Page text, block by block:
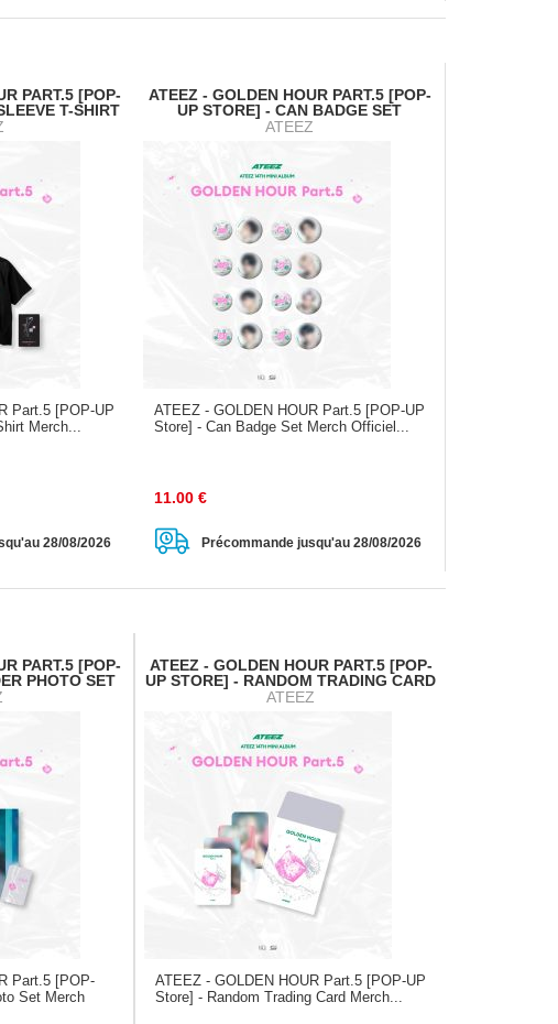
PART.5 [POP-
T-SHIRT
Part.5 [POP-UP
Merch...
28/08/2026
ATEEZ - GOLDEN HOUR PART.5 [POP-
UP STORE] - CAN BADGE SET
ATEEZ
ATEEZ - GOLDEN HOUR Part.5 [POP-UP
Store] - Can Badge Set Merch Officiel...
11.00 €
Précommande jusqu'au 28/08/2026
PART.5 [POP-
PHOTO SET
Part.5 [POP-
Set Merch
ATEEZ - GOLDEN HOUR PART.5 [POP-
UP STORE] - RANDOM TRADING CARD
ATEEZ
ATEEZ - GOLDEN HOUR Part.5 [POP-UP
Store] - Random Trading Card Merch...